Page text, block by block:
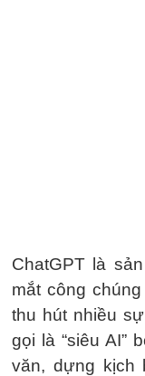
ChatGPT là
mắt công
thu hút nhiều
gọi là “siêu AI”
văn, dựng kịch